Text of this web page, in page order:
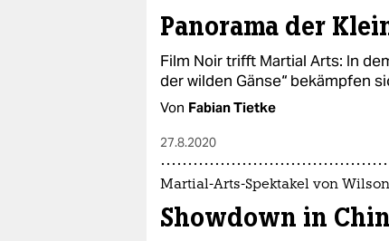
Panorama der
Film Noir trifft Martial Arts: In
der wilden Gänse“ bekämpfen
Von Fabian Tietke
27.8.2020
Martial-Arts-Spektakel von
Showdown in